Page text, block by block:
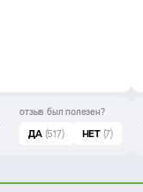
отзыв был полезен?
ДА (517) НЕТ (7)